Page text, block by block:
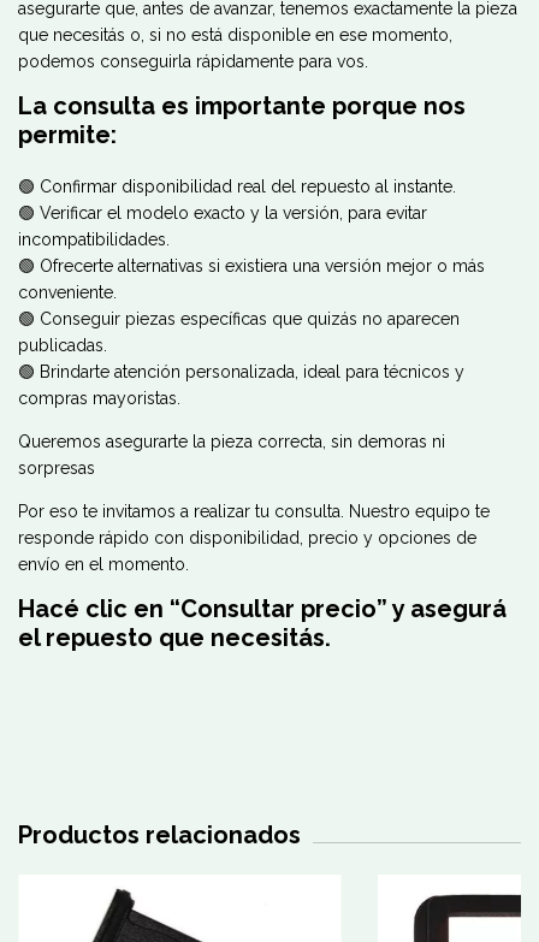
asegurarte que, antes de avanzar, tenemos exactamente la pieza
que necesitás o, si no está disponible en ese momento,
podemos conseguirla rápidamente para vos.
La consulta es importante porque nos
permite:
🟢 Confirmar disponibilidad real del repuesto al instante.
🟢 Verificar el modelo exacto y la versión, para evitar
incompatibilidades.
🟢 Ofrecerte alternativas si existiera una versión mejor o más
conveniente.
🟢 Conseguir piezas específicas que quizás no aparecen
publicadas.
🟢 Brindarte atención personalizada, ideal para técnicos y
compras mayoristas.
Queremos asegurarte la pieza correcta, sin demoras ni
sorpresas
Por eso te invitamos a realizar tu consulta. Nuestro equipo te
responde rápido con disponibilidad, precio y opciones de
envío en el momento.
Hacé clic en “Consultar precio” y asegurá
el repuesto que necesitás.
Productos relacionados